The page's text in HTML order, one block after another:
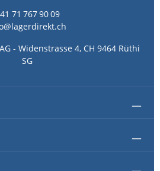
71 767 90 09
- Widenstrasse 4, CH 9464 Rüthi
SG